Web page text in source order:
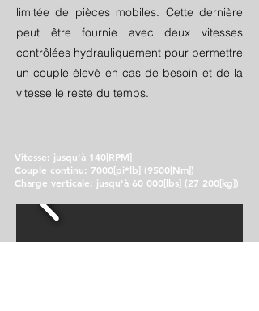
limitée de pièces mobiles. Cette dernière
peut être fournie avec deux vitesses
contrôlées hydrauliquement pour permettre
un couple élevé en cas de besoin et de la
vitesse le reste du temps.
Vitesse: jusqu'à 140[RPM]
Couple continu: 7000[pi*lb] (9500[Nm])
Charge verticale: jusqu'à 60 000[lbs] (27 200[kg])